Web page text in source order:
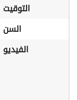
التوقيت
السن
الفيديو